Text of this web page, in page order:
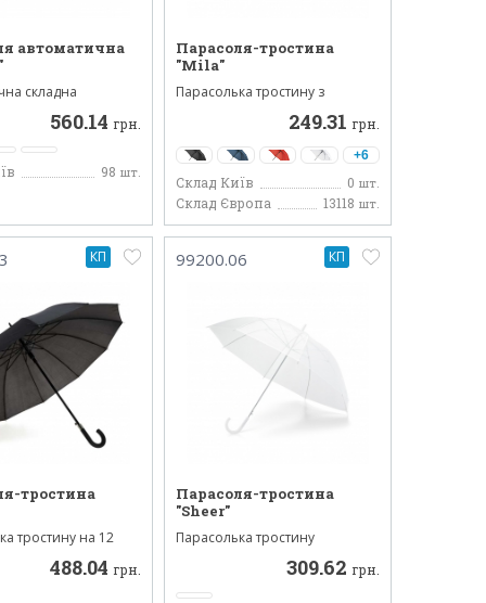
автоматична
складна
560.14 грн.
98 шт.
Парасоля-тростина
"Mila"
Парасолька тростину з
металевим каркасом і
249.31 грн.
+6
Склад Київ 0 шт.
Склад Європа 13118 шт.
тростина
тростину на 12
купол в...
488.04 грн.
КП 99200.06
Парасоля-тростина
"Sheer"
Парасолька тростину
автоматичний, купол
309.62 грн.
КП